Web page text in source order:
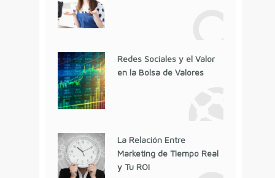
Redes Sociales y el Valor
en la Bolsa de Valores
La Relación Entre
Marketing de Tiempo Real
y Tu ROI